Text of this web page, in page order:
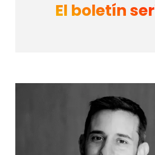
El boletín